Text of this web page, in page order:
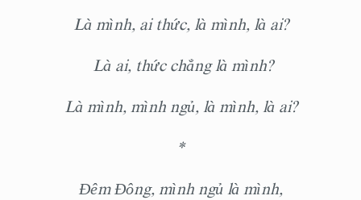
Là mình, ai thức, là mình, là ai?
Là ai, thức chẳng là mình?
Là mình, mình ngủ, là mình, là ai?
*
Đêm Đông, mình ngủ là mình,